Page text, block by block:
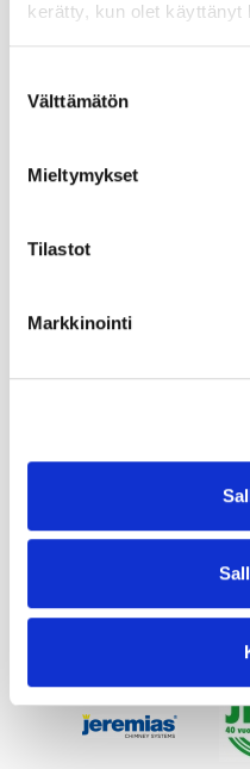
kerätty, kun olet käyttänyt
valinta
Välttämätön
Mieltymykset
Tilastot
Markkinointi